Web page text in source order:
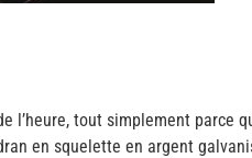
tout simplement parce
en squelette en argent